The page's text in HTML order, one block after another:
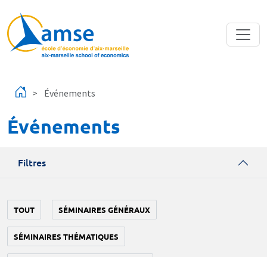
Événements
Événements
Filtres
TOUT SÉMINAIRES GÉNÉRAUX
SÉMINAIRES THÉMATIQUES